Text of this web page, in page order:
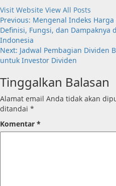
Visit Website View All Posts
Post
navigation
Previous: Mengenal Indeks Harga
Definisi, Fungsi, dan Dampaknya
Indonesia
Next: Jadwal Pembagian Dividen
untuk Investor Dividen
Tinggalkan Balasan
Alamat email Anda tidak akan
ditandai *
Komentar *